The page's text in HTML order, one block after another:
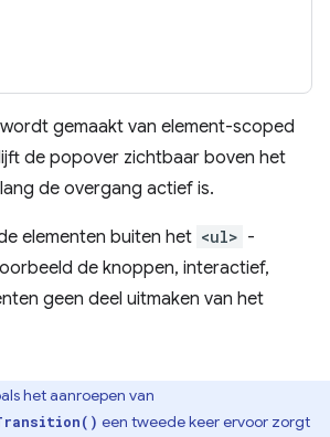
gemaakt van element-scoped
de popover zichtbaar boven het
de overgang actief is.
elementen buiten het <ul> -
de knoppen, interactief,
geen deel uitmaken van het
het aanroepen van
een tweede keer ervoor zorgt